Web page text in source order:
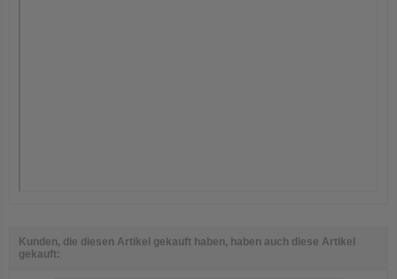
Kunden, die diesen Artikel gekauft haben, haben auch diese Artikel
gekauft: